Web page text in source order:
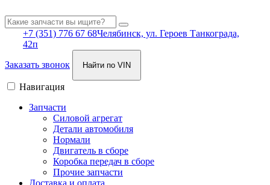
+7 (351) 776 67 68Челябинск, ул. Героев Танкограда,
42п
Заказать звонок
Найти по VIN
Навигация
Запчасти
Силовой агрегат
Детали автомобиля
Нормали
Двигатель в сборе
Коробка передач в сборе
Прочие запчасти
Доставка и оплата